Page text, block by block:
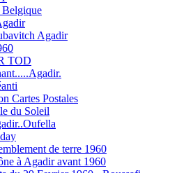
Belgique
Agadir
TOD
Cartes Postales
du Soleil
de terre 1960
à Agadir avant 1960